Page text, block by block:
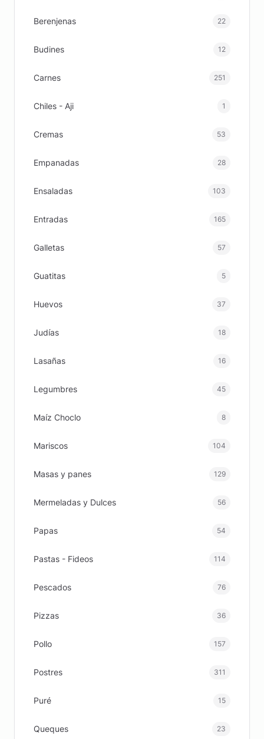
Berenjenas 22
Budines 12
Carnes 251
Chiles - Aji 1
Cremas 53
Empanadas 28
Ensaladas 103
Entradas 165
Galletas 57
Guatitas 5
Huevos 37
Judías 18
Lasañas 16
Legumbres 45
Maíz Choclo 8
Mariscos 104
Masas y panes 129
Mermeladas y Dulces 56
Papas 54
Pastas - Fideos 114
Pescados 76
Pizzas 36
Pollo 157
Postres 311
Puré 15
Queques 23